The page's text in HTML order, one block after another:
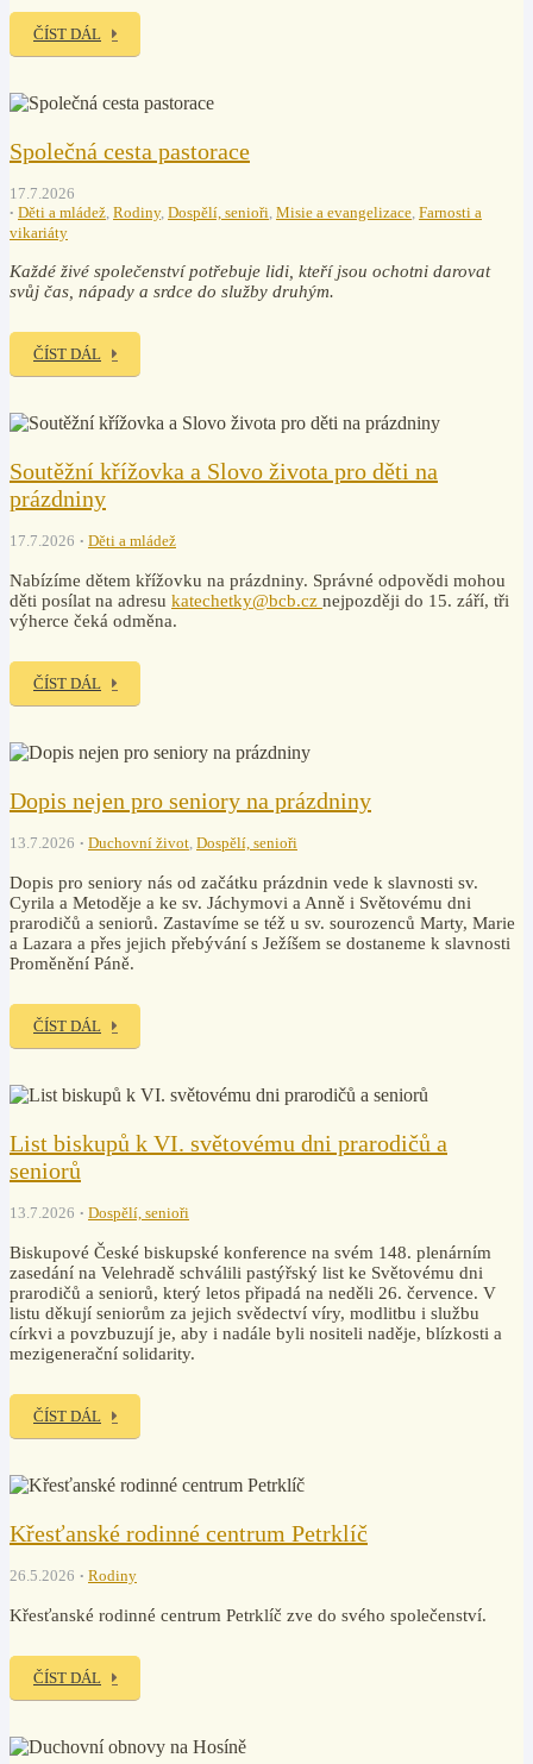
ČÍST DÁL
Společná cesta pastorace
17.7.2026
Děti a mládež, Rodiny, Dospělí, senioři, Misie a evangelizace, Farnosti a
vikariáty
Každé živé společenství potřebuje lidi, kteří jsou ochotni darovat
svůj čas, nápady a srdce do služby druhým.
ČÍST DÁL
Soutěžní křížovka a Slovo života pro děti na
prázdniny
17.7.2026 Děti a mládež
Nabízíme dětem křížovku na prázdniny. Správné odpovědi mohou
děti posílat na adresu katechetky@bcb.cz nejpozději do 15. září, tři
výherce čeká odměna.
ČÍST DÁL
Dopis nejen pro seniory na prázdniny
13.7.2026 Duchovní život, Dospělí, senioři
Dopis pro seniory nás od začátku prázdnin vede k slavnosti sv.
Cyrila a Metoděje a ke sv. Jáchymovi a Anně i Světovému dni
prarodičů a seniorů. Zastavíme se též u sv. sourozenců Marty, Marie
a Lazara a přes jejich přebývání s Ježíšem se dostaneme k slavnosti
Proměnění Páně.
ČÍST DÁL
List biskupů k VI. světovému dni prarodičů a
seniorů
13.7.2026 Dospělí, senioři
Biskupové České biskupské konference na svém 148. plenárním
zasedání na Velehradě schválili pastýřský list ke Světovému dni
prarodičů a seniorů, který letos připadá na neděli 26. července. V
listu děkují seniorům za jejich svědectví víry, modlitbu i službu
církvi a povzbuzují je, aby i nadále byli nositeli naděje, blízkosti a
mezigenerační solidarity.
ČÍST DÁL
Křesťanské rodinné centrum Petrklíč
26.5.2026 Rodiny
Křesťanské rodinné centrum Petrklíč zve do svého společenství.
ČÍST DÁL